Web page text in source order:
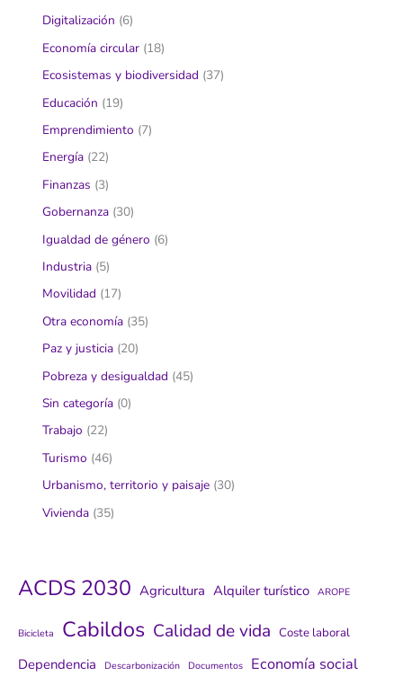
Digitalización (6)
Economía circular (18)
Ecosistemas y biodiversidad (37)
Educación (19)
Emprendimiento (7)
Energía (22)
Finanzas (3)
Gobernanza (30)
Igualdad de género (6)
Industria (5)
Movilidad (17)
Otra economía (35)
Paz y justicia (20)
Pobreza y desigualdad (45)
Sin categoría (0)
Trabajo (22)
Turismo (46)
Urbanismo, territorio y paisaje (30)
Vivienda (35)
ACDS 2030 Agricultura Alquiler turístico AROPE
Bicicleta Cabildos Calidad de vida Coste laboral
Dependencia Descarbonización Documentos Economía social